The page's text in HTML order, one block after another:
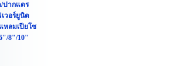
/ปากแตร
วอร์ยูนิต
หลมเปียโซ
8"/10"